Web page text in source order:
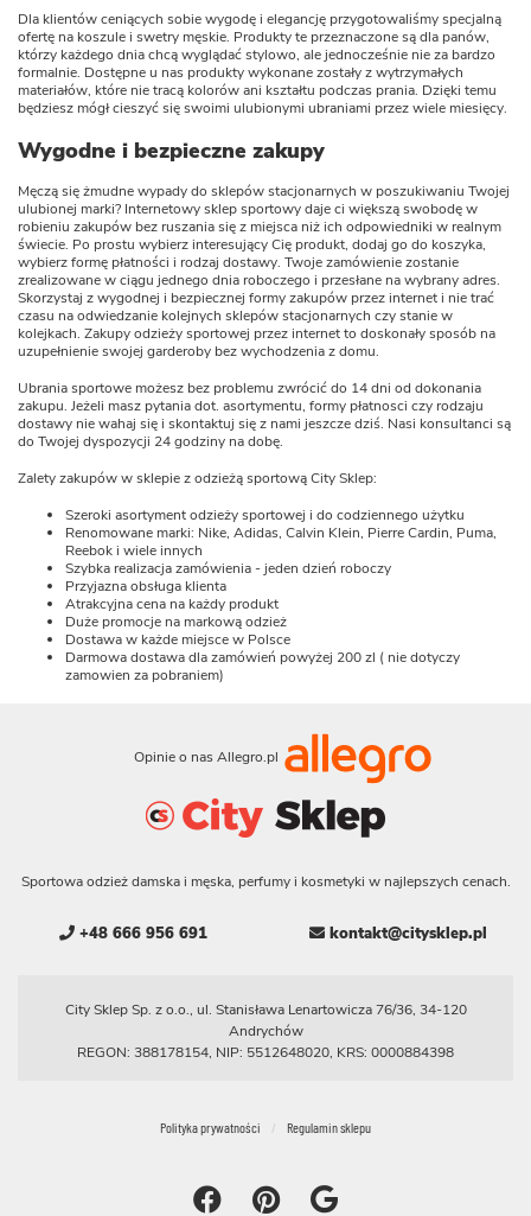
Dla klientów ceniących sobie wygodę i elegancję przygotowaliśmy specjalną
ofertę na koszule i swetry męskie. Produkty te przeznaczone są dla panów,
którzy każdego dnia chcą wyglądać stylowo, ale jednocześnie nie za bardzo
formalnie. Dostępne u nas produkty wykonane zostały z wytrzymałych
materiałów, które nie tracą kolorów ani kształtu podczas prania. Dzięki temu
będziesz mógł cieszyć się swoimi ulubionymi ubraniami przez wiele miesięcy.
Wygodne i bezpieczne zakupy
Męczą się żmudne wypady do sklepów stacjonarnych w poszukiwaniu Twojej
ulubionej marki? Internetowy sklep sportowy daje ci większą swobodę w
robieniu zakupów bez ruszania się z miejsca niż ich odpowiedniki w realnym
świecie. Po prostu wybierz interesujący Cię produkt, dodaj go do koszyka,
wybierz formę płatności i rodzaj dostawy. Twoje zamówienie zostanie
zrealizowane w ciągu jednego dnia roboczego i przesłane na wybrany adres.
Skorzystaj z wygodnej i bezpiecznej formy zakupów przez internet i nie trać
czasu na odwiedzanie kolejnych sklepów stacjonarnych czy stanie w
kolejkach. Zakupy odzieży sportowej przez internet to doskonały sposób na
uzupełnienie swojej garderoby bez wychodzenia z domu.
Ubrania sportowe możesz bez problemu zwrócić do 14 dni od dokonania
zakupu. Jeżeli masz pytania dot. asortymentu, formy płatnosci czy rodzaju
dostawy nie wahaj się i skontaktuj się z nami jeszcze dziś. Nasi konsultanci są
do Twojej dyspozycji 24 godziny na dobę.
Zalety zakupów w sklepie z odzieżą sportową City Sklep:
Szeroki asortyment odzieży sportowej i do codziennego użytku
Renomowane marki: Nike, Adidas, Calvin Klein, Pierre Cardin, Puma,
Reebok i wiele innych
Szybka realizacja zamówienia - jeden dzień roboczy
Przyjazna obsługa klienta
Atrakcyjna cena na każdy produkt
Duże promocje na markową odzież
Dostawa w każde miejsce w Polsce
Darmowa dostawa dla zamówień powyżej 200 zl ( nie dotyczy
zamowien za pobraniem)
Opinie o nas Allegro.pl
Sportowa odzież damska i męska, perfumy i kosmetyki w najlepszych cenach.
+48 666 956 691 kontakt@citysklep.pl
City Sklep Sp. z o.o., ul. Stanisława Lenartowicza 76/36, 34-120
Andrychów
REGON: 388178154, NIP: 5512648020, KRS: 0000884398
Polityka prywatności Regulamin sklepu